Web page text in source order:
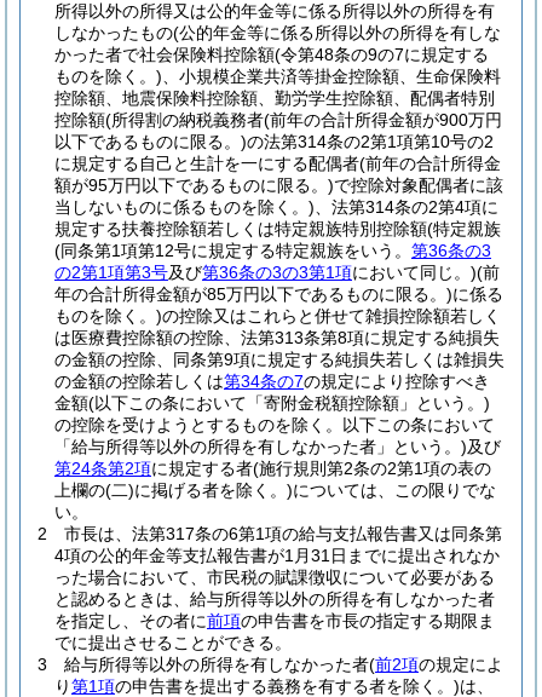
所得以外の所得又は公的年金等に係る所得以外の所得を有
しなかったもの(公的年金等に係る所得以外の所得を有しな
かった者で社会保険料控除額(令第48条の9の7に規定する
ものを除く。) 、小規模企業共済等掛金控除額、生命保険料
控除額、地震保険料控除額、勤労学生控除額、配偶者特別
控除額(所得割の納税義務者(前年の合計所得金額が900万円
以下であるものに限る。)の法第314条の2第1項第10号の2
に規定する自己と生計を一にする配偶者(前年の合計所得金
額が95万円以下であるものに限る。)で控除対象配偶者に該
当しないものに係るものを除く。) 、法第314条の2第4項に
規定する扶養控除額若しくは特定親族特別控除額(特定親族
(同条第1項第12号に規定する特定親族をいう。 第36条の3
の2第1項第3号及び第36条の3の3第1項において同じ。)(前
年の合計所得金額が85万円以下であるものに限る。)に係る
ものを除く。)の控除又はこれらと併せて雑損控除額若しく
は医療費控除額の控除、法第313条第8項に規定する純損失
の金額の控除、同条第9項に規定する純損失若しくは雑損失
の金額の控除若しくは第34条の7の規定により控除すべき
金額(以下この条において「寄附金税額控除額」という。)
の控除を受けようとするものを除く。以下この条において
「給与所得等以外の所得を有しなかった者」という。)及び
第24条第2項に規定する者(施行規則第2条の2第1項の表の
上欄の(二)に掲げる者を除く。)については、この限りでな
い。
2
市長は、法第317条の6第1項の給与支払報告書又は同条第
4項の公的年金等支払報告書が1月31日までに提出されなか
った場合において、市民税の賦課徴収について必要がある
と認めるときは、給与所得等以外の所得を有しなかった者
を指定し、その者に前項の申告書を市長の指定する期限ま
でに提出させることができる。
3
給与所得等以外の所得を有しなかった者(前2項の規定によ
り第1項の申告書を提出する義務を有する者を除く。)は、